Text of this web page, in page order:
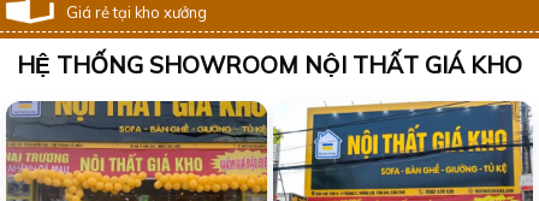
Giá rẻ tại kho xưởng
HỆ THỐNG SHOWROOM NỘI THẤT GIÁ KHO